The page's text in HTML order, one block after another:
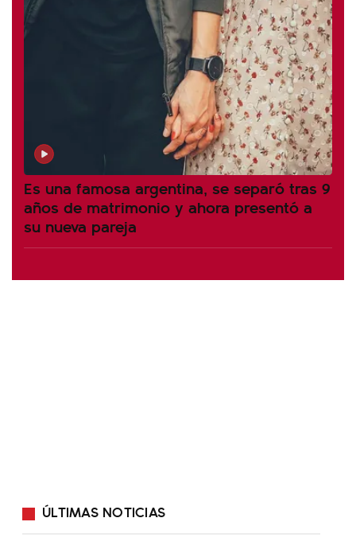
Es una famosa argentina, se separó tras 9
años de matrimonio y ahora presentó a
su nueva pareja
ÚLTIMAS NOTICIAS